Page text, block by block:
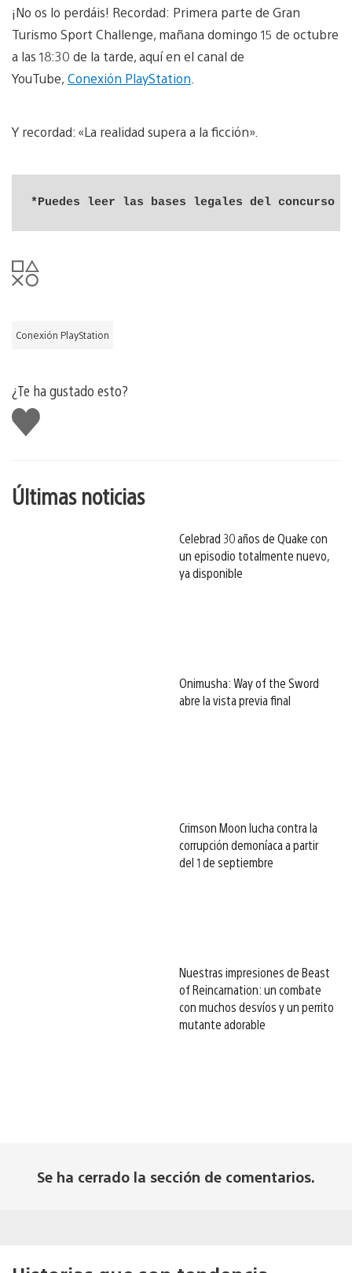
¡No os lo perdáis! Recordad: Primera parte de Gran
Turismo Sport Challenge, mañana domingo 15 de octubre
a las 18:30 de la tarde, aquí en el canal de
YouTube, Conexión PlayStation.
Y recordad: «La realidad supera a la ficción».
*Puedes leer las bases legales del concurso
Conexión PlayStation
¿Te ha gustado esto?
Me
gusta
Últimas noticias
Celebrad 30 años de Quake con
un episodio totalmente nuevo,
ya disponible
Onimusha: Way of the Sword
abre la vista previa final
Crimson Moon lucha contra la
corrupción demoníaca a partir
del 1 de septiembre
Nuestras impresiones de Beast
of Reincarnation: un combate
con muchos desvíos y un perrito
mutante adorable
Se ha cerrado la sección de comentarios.